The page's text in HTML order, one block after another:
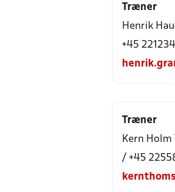
Træner
Henrik
+45
Træner
Kern Holm
/ +45